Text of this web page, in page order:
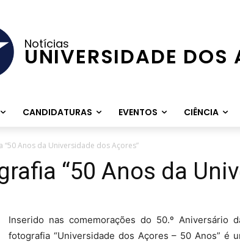
Notícias
UNIVERSIDADE DOS
CANDIDATURAS EVENTOS CIÊNCIA
“50 Anos da Universidade dos Açores”
“50 Anos da
Inserido nas comemorações do 50.º Aniversário
fotografia “Universidade dos Açores – 50 Anos” é